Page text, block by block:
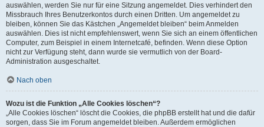
auswählen, werden Sie nur für eine Sitzung angemeldet. Dies verhindert den
Missbrauch Ihres Benutzerkontos durch einen Dritten. Um angemeldet zu
bleiben, können Sie das Kästchen „Angemeldet bleiben“ beim Anmelden
auswählen. Dies ist nicht empfehlenswert, wenn Sie sich an einem öffentlichen
Computer, zum Beispiel in einem Internetcafé, befinden. Wenn diese Option
nicht zur Verfügung steht, dann wurde sie vermutlich von der Board-
Administration ausgeschaltet.
Nach oben
Wozu ist die Funktion „Alle Cookies löschen“?
„Alle Cookies löschen“ löscht die Cookies, die phpBB erstellt hat und die dafür
sorgen, dass Sie im Forum angemeldet bleiben. Außerdem ermöglichen